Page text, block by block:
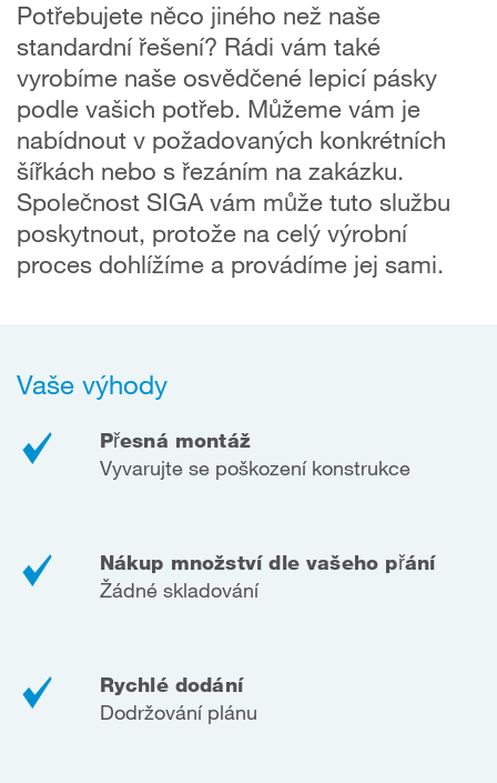
Potřebujete něco jiného než naše
standardní řešení? Rádi vám také
vyrobíme naše osvědčené lepicí pásky
podle vašich potřeb. Můžeme vám je
nabídnout v požadovaných konkrétních
šířkách nebo s řezáním na zakázku.
Společnost SIGA vám může tuto službu
poskytnout, protože na celý výrobní
proces dohlížíme a provádíme jej sami.
Vaše výhody
Přesná montáž
Vyvarujte se poškození konstrukce
Nákup množství dle vašeho přání
Žádné skladování
Rychlé dodání
Dodržování plánu